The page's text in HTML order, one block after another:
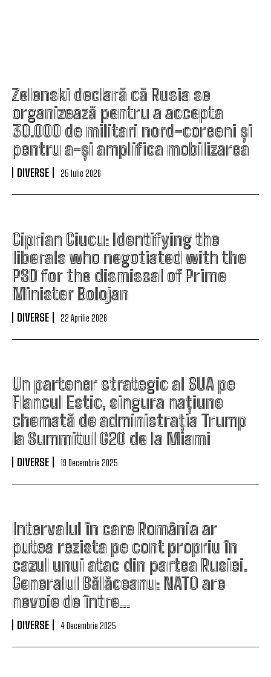
Zelenski declară că Rusia se
organizează pentru a accepta
30.000 de militari nord-coreeni și
pentru a-și amplifica mobilizarea
DIVERSE 25 Iulie 2026
Ciprian Ciucu: Identifying the
liberals who negotiated with the
PSD for the dismissal of Prime
Minister Bolojan
DIVERSE 22 Aprilie 2026
Un partener strategic al SUA pe
Flancul Estic, singura națiune
chemată de administrația Trump
la Summitul G20 de la Miami
DIVERSE 19 Decembrie 2025
Intervalul în care România ar
putea rezista pe cont propriu în
cazul unui atac din partea Rusiei.
Generalul Bălăceanu: NATO are
nevoie de între...
DIVERSE 4 Decembrie 2025